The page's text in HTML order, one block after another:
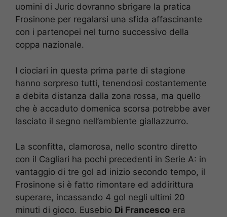
uomini di Juric dovranno sbrigare la pratica
Frosinone per regalarsi una sfida affascinante
con i partenopei nel turno successivo della
coppa nazionale.
I ciociari in questa prima parte di stagione
hanno sorpreso tutti, tenendosi costantemente
a debita distanza dalla zona rossa, ma quello
che è accaduto domenica scorsa potrebbe aver
lasciato il segno nell’ambiente giallazzurro.
La sconfitta, clamorosa, nello scontro diretto
con il Cagliari ha pochi precedenti in Serie A: in
vantaggio di tre gol ad inizio secondo tempo, il
Frosinone si è fatto rimontare ed addirittura
superare, incassando 4 gol negli ultimi 20
minuti di gioco. Eusebio Di Francesco era